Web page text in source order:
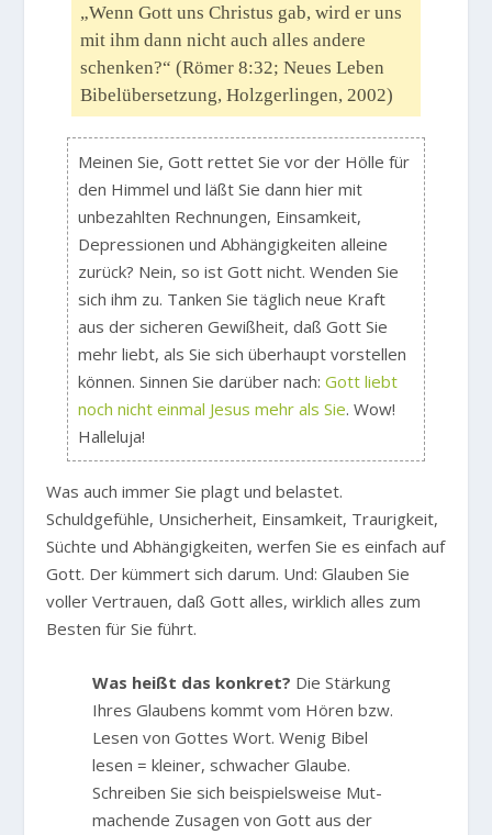
„Wenn Gott uns Christus gab, wird er uns
mit ihm dann nicht auch alles andere
schenken?“ (Römer 8:32; Neues Leben
Bibelübersetzung, Holzgerlingen, 2002)
Meinen Sie, Gott rettet Sie vor der Hölle für
den Himmel und läßt Sie dann hier mit
unbezahlten Rechnungen, Einsamkeit,
Depressionen und Abhängigkeiten alleine
zurück? Nein, so ist Gott nicht. Wenden Sie
sich ihm zu. Tanken Sie täglich neue Kraft
aus der sicheren Gewißheit, daß Gott Sie
mehr liebt, als Sie sich überhaupt vorstellen
können. Sinnen Sie darüber nach:Gott liebt
noch nicht einmal Jesus mehr als Sie. Wow!
Halleluja!
Was auch immer Sie plagt und belastet.
Schuldgefühle, Unsicherheit, Einsamkeit, Traurigkeit,
Süchte und Abhängigkeiten, werfen Sie es einfach auf
Gott. Der kümmert sich darum. Und: Glauben Sie
voller Vertrauen, daß Gott alles, wirklich alles zum
Besten für Sie führt.
Was heißt das konkret? Die Stärkung
Ihres Glaubens kommt vom Hören bzw.
Lesen von Gottes Wort. Wenig Bibel
lesen = kleiner, schwacher Glaube.
Schreiben Sie sich beispielsweise Mut-
machende Zusagen von Gott aus der